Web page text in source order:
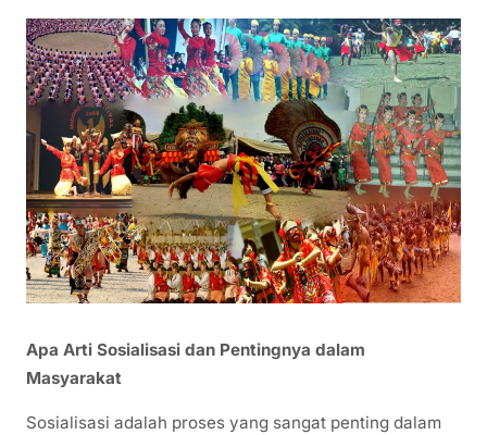
Apa Arti Sosialisasi dan Pentingnya dalam
Masyarakat
Sosialisasi adalah proses yang sangat penting dalam